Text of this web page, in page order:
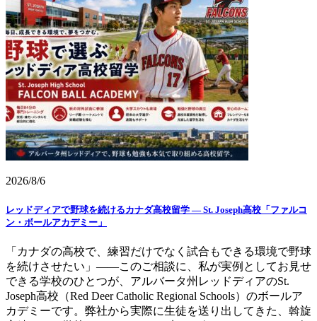
2026/8/6
レッドディアで野球を続けるカナダ高校留学 ― St. Joseph高校「ファルコ
ン・ボールアカデミー」
「カナダの高校で、練習だけでなく試合もできる環境で野球
を続けさせたい」——このご相談に、私が実例としてお見せ
できる学校のひとつが、アルバータ州レッドディアのSt.
Joseph高校（Red Deer Catholic Regional Schools）のボールア
カデミーです。弊社から実際に生徒を送り出してきた、斡旋